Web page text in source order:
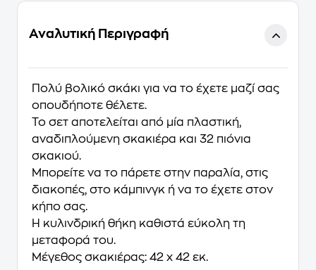
Αναλυτική Περιγραφή
Πολύ βολικό σκάκι για να το έχετε μαζί σας
οπουδήποτε θέλετε.
Το σετ αποτελείται από μία πλαστική,
αναδιπλούμενη σκακιέρα και 32 πιόνια
σκακιού.
Μπορείτε να το πάρετε στην παραλία, στις
διακοπές, στο κάμπινγκ ή να το έχετε στον
κήπο σας.
Η κυλινδρική θήκη καθιστά εύκολη τη
μεταφορά του.
Μέγεθος σκακιέρας: 42 x 42 εκ.